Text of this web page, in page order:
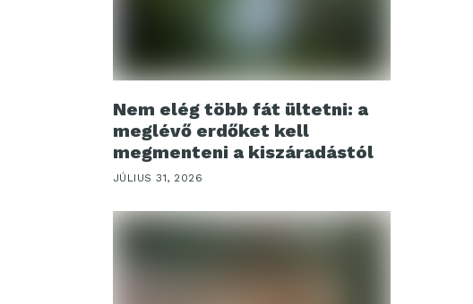
Nem elég több fát ültetni: a
meglévő erdőket kell
megmenteni a kiszáradástól
JÚLIUS 31, 2026